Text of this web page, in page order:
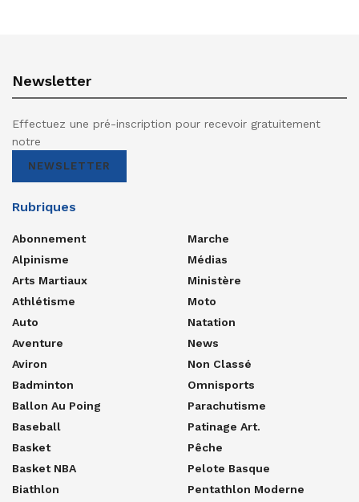
Newsletter
Effectuez une pré-inscription pour recevoir gratuitement
notre
NEWSLETTER
Rubriques
Abonnement
Alpinisme
Arts Martiaux
Athlétisme
Auto
Aventure
Aviron
Badminton
Ballon Au Poing
Baseball
Basket
Basket NBA
Biathlon
Marche
Médias
Ministère
Moto
Natation
News
Non Classé
Omnisports
Parachutisme
Patinage Art.
Pêche
Pelote Basque
Pentathlon Moderne